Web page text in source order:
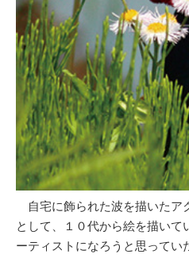
自宅に飾られた波を描いたア
として、１０代から絵を描いて
ーティストになろうと思ってい